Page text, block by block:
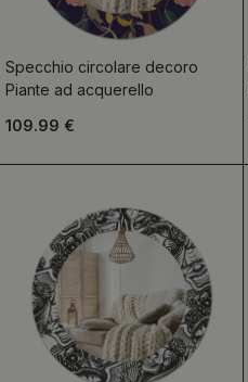
Specchio circolare decoro
Piante ad acquerello
109.99 €